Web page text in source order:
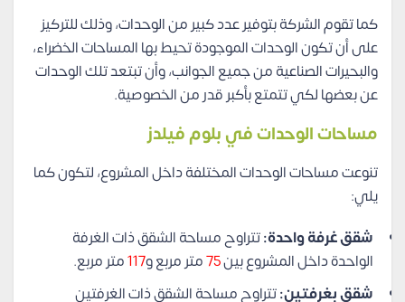
كما تقوم الشركة بتوفير عدد كبير من الوحدات، وذلك للتركيز
على أن تكون الوحدات الموجودة تحيط بها المساحات الخضراء،
والبحيرات الصناعية من جميع الجوانب، وأن تبتعد تلك الوحدات
عن بعضها لكي تتمتع بأكبر قدر من الخصوصية.
مساحات الوحدات في بلوم فيلدز
تنوعت مساحات الوحدات المختلفة داخل المشروع، لتكون كما
يلي:
شقق غرفة واحدة:تتراوح مساحة الشقق ذات الغرفة
الواحدة داخل المشروع بين75متر مربع و117متر مربع.
شقق بغرفتين:تتراوح مساحة الشقق ذات الغرفتين